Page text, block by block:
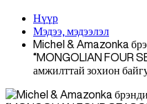
Нүүр
Мэдээ, мэдээлэл
Michel & Amazonka
“MONGOLIAN FOUR
амжилттай зохион